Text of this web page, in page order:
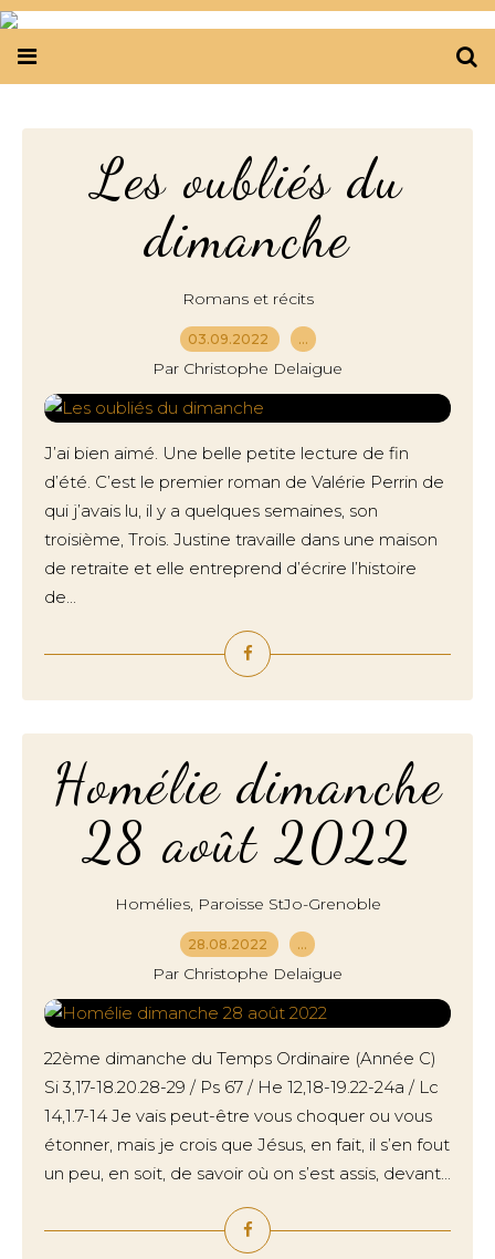
Les oubliés du
dimanche
Romans et récits
03.09.2022 …
Par Christophe Delaigue
J’ai bien aimé. Une belle petite lecture de fin
d’été. C’est le premier roman de Valérie Perrin de
qui j’avais lu, il y a quelques semaines, son
troisième, Trois. Justine travaille dans une maison
de retraite et elle entreprend d’écrire l’histoire
de...
Homélie dimanche
28 août 2022
Homélies, Paroisse StJo-Grenoble
28.08.2022 …
Par Christophe Delaigue
22ème dimanche du Temps Ordinaire (Année C)
Si 3,17-18.20.28-29 / Ps 67 / He 12,18-19.22-24a / Lc
14,1.7-14 Je vais peut-être vous choquer ou vous
étonner, mais je crois que Jésus, en fait, il s’en fout
un peu, en soit, de savoir où on s’est assis, devant...